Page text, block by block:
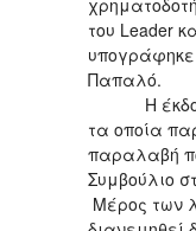
του Leader
Παπαλό.
Η έκδοση
τα οποία
παραλαβή
Συμβούλιο
Μέρος των